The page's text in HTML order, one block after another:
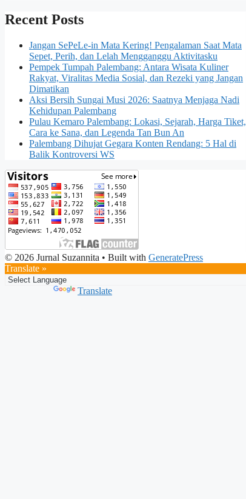
Recent Posts
Jangan SePeLe-in Mata Kering! Pengalaman Saat Mata
Sepet, Perih, dan Lelah Mengganggu Aktivitasku
Pempek Tumpah Palembang: Antara Wisata Kuliner
Rakyat, Viralitas Media Sosial, dan Rezeki yang Jangan
Dimatikan
Aksi Bersih Sungai Musi 2026: Saatnya Menjaga Nadi
Kehidupan Palembang
Pulau Kemaro Palembang: Lokasi, Sejarah, Harga Tiket,
Cara ke Sana, dan Legenda Tan Bun An
Palembang Dihujat Gegara Konten Rendang: 5 Hal di
Balik Kontroversi WS
© 2026 Jurnal Suzannita • Built with GeneratePress
Translate »
Translate